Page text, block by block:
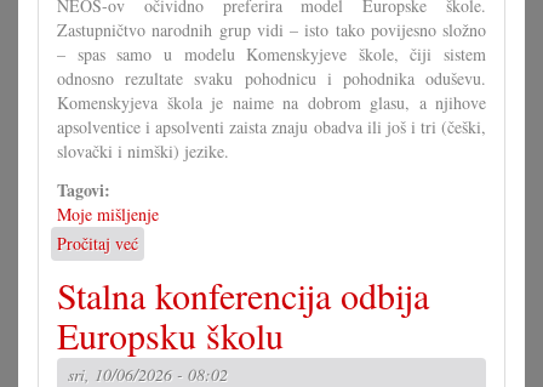
NEOS-ov očividno preferira model Europske škole.
Zastupničtvo narodnih grup vidi – isto tako povijesno složno
– spas samo u modelu Komenskyjeve škole, čiji sistem
odnosno rezultate svaku pohodnicu i pohodnika oduševu.
Komenskyjeva škola je naime na dobrom glasu, a njihove
apsolventice i apsolventi zaista znaju obadva ili još i tri (češki,
slovački i nimški) jezike.
Tagovi:
Moje mišljenje
Pročitaj već
Komenskyjeva
škola
je
europska
škola
Stalna konferencija odbija
Europsku školu
sri, 10/06/2026 - 08:02